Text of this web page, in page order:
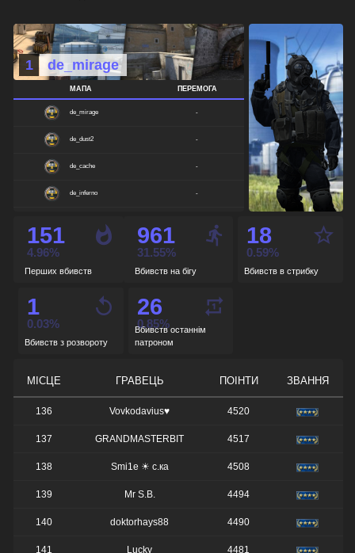
MAC10
SG552 2 kills
2 kills
1 kills
1 kills
1 de_mirage
МАПА ПЕРЕМОГА
de_mirage -
de_dust2 -
de_cache -
de_inferno -
de_overpass
151
Перших вбивств
4.96%
961
Вбивств на бігу
31.55%
18
Вбивств в стрибку
0.59%
1
Вбивств з розвороту
0.03%
26
Вбивств останнім
патроном
0.85%
МІСЦЕ ГРАВЕЦЬ ПОІНТИ ЗВАННЯ
136 Vovkodavius♥ 4520
137 GRANDMASTERBIT 4517
138 Smi1e ☀ с.ка 4508
139 Mr S.B. 4494
140 doktorhays88 4490
141 Lucky 4481